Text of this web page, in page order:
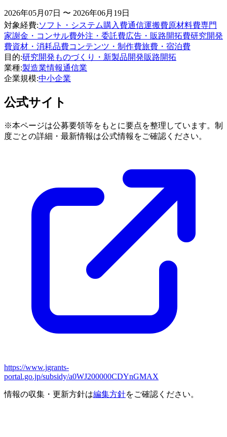
2026年05月07日 〜 2026年06月19日
対象経費:ソフト・システム購入費通信運搬費原材料費専門
家謝金・コンサル費外注・委託費広告・販路開拓費研究開発
費資材・消耗品費コンテンツ・制作費旅費・宿泊費
目的:研究開発 ものづくり・新製品開発販路開拓
業種:製造業情報通信業
企業規模:中小企業
公式サイト
※本ページは公募要領等をもとに要点を整理しています。制
度ごとの詳細・最新情報は公式情報をご確認ください。
https://www.jgrants-
portal.go.jp/subsidy/a0WJ200000CDYnGMAX
情報の収集・更新方針は編集方針をご確認ください。